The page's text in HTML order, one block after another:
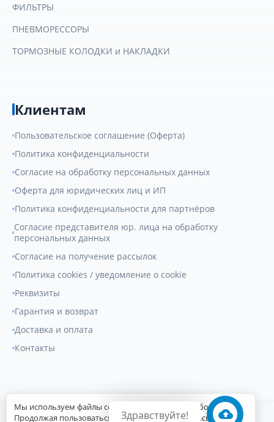
Здравствуйте!
ФИЛЬТРЫ
ПНЕВМОРЕССОРЫ
ТОРМОЗНЫЕ КОЛОДКИ и НАКЛАДКИ
Клиентам
Пользовательское соглашение (Оферта)
Политика конфиденциальности
Согласие на обработку персональных данных
Оферта для юридических лиц и ИП
Политика конфиденциальности для партнёров
Согласие представителя юр. лица на обработку
персональных данных
Согласие на получение рассылок
Политика cookies / уведомление о cookie
Реквизиты
Гарантия и возврат
Доставка и оплата
Контакты
© 2007-2026Геркулес Трак. Все права защищены.
Мы используем файлы cookie для улучшения работы сайта.
Продолжая пользоваться сайтом, вы соглашаетесь с